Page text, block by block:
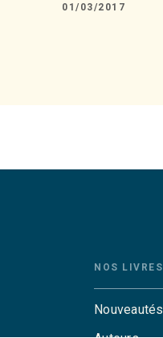
01/03/2017
NOS LIVRES
Nouveautés